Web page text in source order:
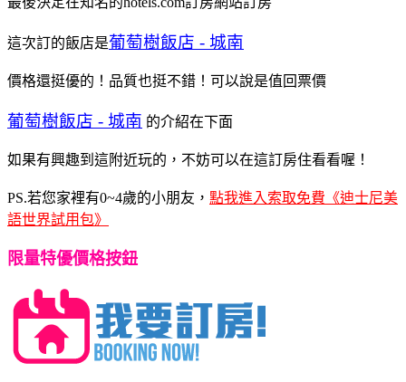
這次訂的飯店是葡萄樹飯店 - 城南
價格還挺優的！品質也挺不錯！可以說是值回票價
葡萄樹飯店 - 城南 的介紹在下面
如果有興趣到這附近玩的，不妨可以在這訂房住看看喔！
PS.若您家裡有0~4歲的小朋友， 點我進入索取免費《迪士尼美
語世界試用包》
限量特優價格按鈕